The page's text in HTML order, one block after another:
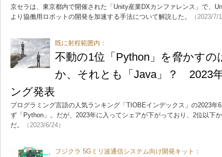
京セラは、東京都内で開催された「Unity産業DXカンファレンス」で、
より協働用ロボットの開発を加速する手法について解説した。
（2023/7/
既に射程範囲内：
不動の1位「Python」を脅かすの
か、それとも「Java」？ 2023
ング発表
プログラミング言語の人気ランキング「TIOBEインデックス」の2023年
ず「Python」。だが、2023年に入ってシェアが下がっており、2位以下
だ。
（2023/6/24）
フジクラ 5Gミリ波通信システム向け開発キット：